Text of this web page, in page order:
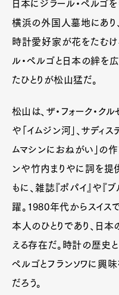
Official
Pen
日本にジラール・ペルゴ
横浜の外国人墓地にあり
時計愛好家が花をたむけ
ル・ペルゴと日本の絆を
たひとりが松山猛だ。
松山は、ザ・フォーク・クル
や「イムジン河」、サディス
ムマシンにおねがい」の
ンや竹内まりやに詞を提
もに、雑誌『ポパイ』や『
躍。1980年代からスイ
本人のひとりであり、日
える存在だ。時計の歴史
ペルゴとフランソワに興
だろう。